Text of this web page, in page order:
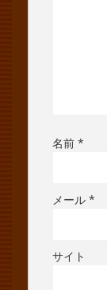
名前 *
メール *
サイト